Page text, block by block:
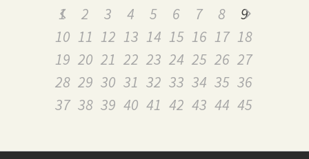
1 2 3 4 5 6 7 8
9
10 11 12 13 14 15 16 17 18
19 20 21 22 23 24 25 26 27
28 29 30 31 32 33 34 35 36
37 38 39 40 41 42 43 44 45